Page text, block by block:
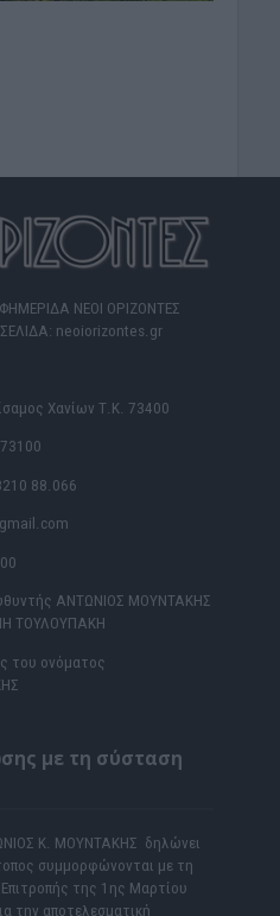
ΝΕΟΙ ΟΡΙΖΟΝΤΕΣ
neoiorizontes.gr
Χανίων Τ.Κ. 73400
88.066
ΑΝΤΩΝΙΟΣ ΜΟΥΝΤΑΚΗΣ
ΤΟΥΛΟΥΠΑΚΗ
του ονόματος
με τη σύσταση
Κ. ΜΟΥΝΤΑΚΗΣ δηλώνει
συμμορφώνονται με τη
της 1ης Μαρτίου
την αποτελεσματική